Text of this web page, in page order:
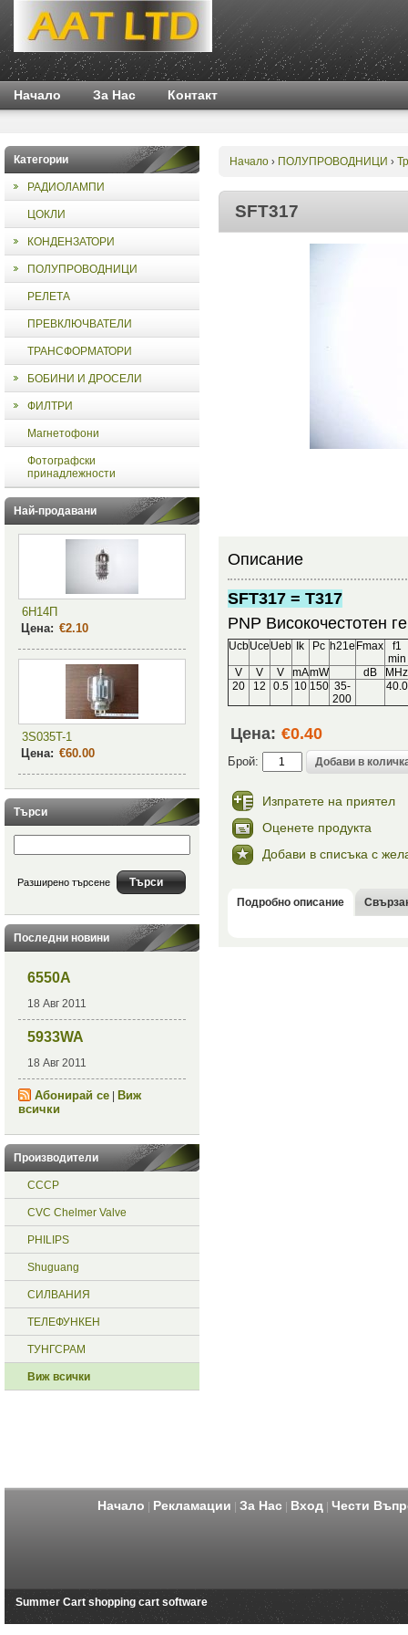
Начало За Нас Контакт
Категории
РАДИОЛАМПИ
ЦОКЛИ
КОНДЕНЗАТОРИ
ПОЛУПРОВОДНИЦИ
РЕЛЕТА
ПРЕВКЛЮЧВАТЕЛИ
ТРАНСФОРМАТОРИ
БОБИНИ И ДРОСЕЛИ
ФИЛТРИ
Магнетофони
Фотографски
принадлежности
Най-продавани
6Н14П
Цена: €2.10
3S035T-1
Цена: €60.00
Търси
Разширено търсене
Последни новини
6550A
18 Авг 2011
5933WA
18 Авг 2011
Абонирай се|
Виж
всички
Производители
СССР
CVC Chelmer Valve
PHILIPS
Shuguang
СИЛВАНИЯ
ТЕЛЕФУНКЕН
ТУНГСРАМ
Виж всички
Начало› ПОЛУПРОВОДНИЦИ ›
SFT317
Описание
SFT317 = Т317
PNP Високочестотен
UcbUce Ueb Ik Pc h21e Fmax
f1
min
V
V V mAmW dB
MHz
20
12 0.5 10 150 35-
200
40.0
Цена: €0.40
Брой:
Изпратете на приятел
Оценете продукта
Добави в списъка с
Подробно описание
Начало Рекламации За Нас| Вход| Чести
Summer Cart shopping cart software